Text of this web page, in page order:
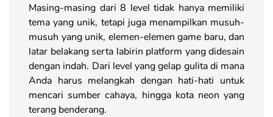
Masing-masing dari 8 level tidak hanya memiliki
tema yang unik, tetapi juga menampilkan musuh-
musuh yang unik, elemen-elemen game baru, dan
latar belakang serta labirin platform yang didesain
dengan indah. Dari level yang gelap gulita di mana
Anda harus melangkah dengan hati-hati untuk
mencari sumber cahaya, hingga kota neon yang
terang benderang.